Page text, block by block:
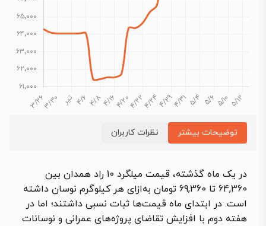
توضیحات بیشتر نظرات کاربران
در یک ماه گذشته، قیمت میلگرد 10 راد همدان بین
64,360 تا 69,360 تومان به‌ازای هر کیلوگرم نوسان داشته
است. در ابتدای ماه قیمت‌ها ثبات نسبی داشتند؛ اما در
هفته دوم با افزایش تقاضای پروژه‌های عمرانی و نوسانات